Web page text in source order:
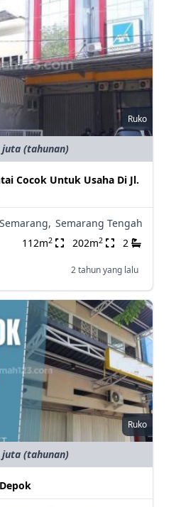
Ruko
juta (tahunan)
Cocok Untuk Usaha Di Jl.
Semarang, Semarang Tengah
112m2 202m2 2
2 tahun yang lalu
Ruko
juta (tahunan)